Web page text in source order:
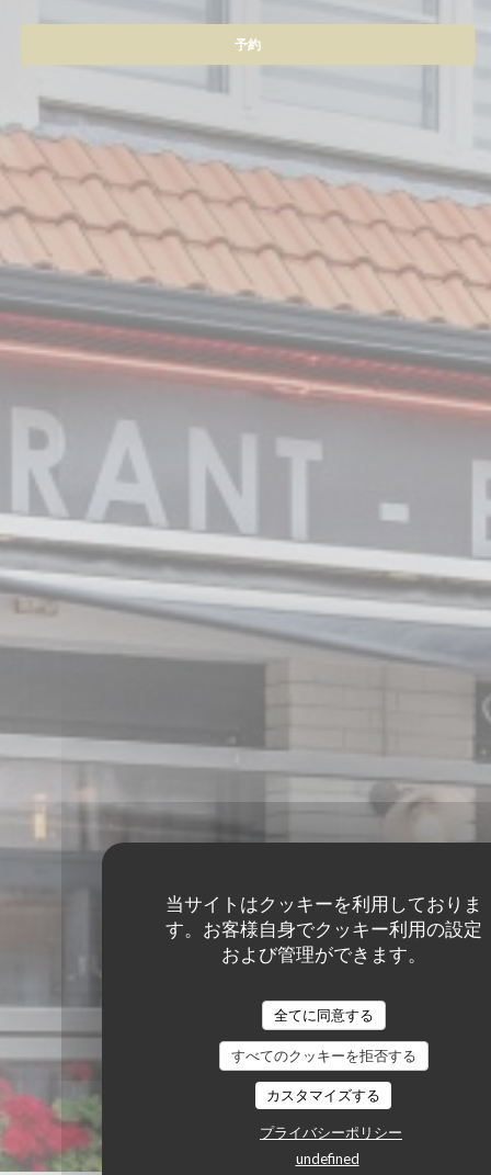
当サイトはクッキーを利用しておりま
す。お客様自身でクッキー利用の設定
および管理ができます。
全てに同意する
すべてのクッキーを拒否する
カスタマイズする
プライバシーポリシー
undefined
予約